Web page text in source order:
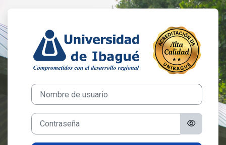
Entrar a
Nombre de usuario
Contraseña